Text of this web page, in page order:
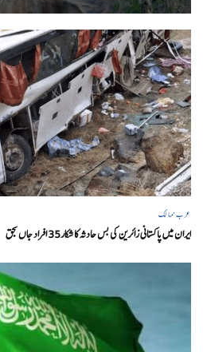
عرب ممالک
ایران میں پاکستانی زائرین کی بس حادثہ کا شکار35 افراد جاں بحق